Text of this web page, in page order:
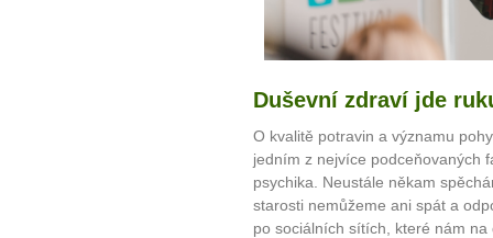
Duševní zdraví jde
O kvalitě potravin a významu
jedním z nejvíce podceňovaných
psychika. Neustále někam
starosti nemůžeme ani spát a
po sociálních sítích, které nám